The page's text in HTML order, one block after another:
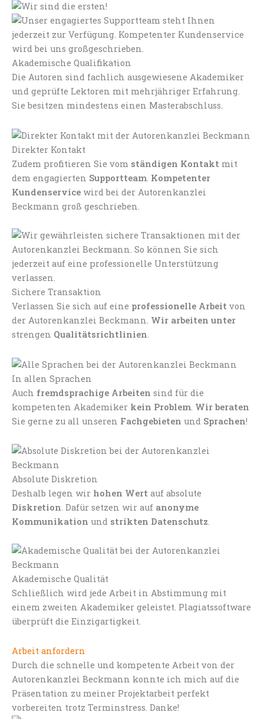
Akademische Qualifikation
Die Autoren sind fachlich ausgewiesene Akademiker
und geprüfte Lektoren mit mehrjähriger Erfahrung.
Sie besitzen mindestens einen Masterabschluss.
Direkter Kontakt
Zudem profitieren Sie vom ständigen Kontakt mit
dem engagierten Supportteam. Kompetenter
Kundenservice wird bei der Autorenkanzlei
Beckmann groß geschrieben.
Sichere Transaktion
Verlassen Sie sich auf eine professionelle Arbeit von
der Autorenkanzlei Beckmann. Wir arbeiten unter
strengen Qualitätsrichtlinien.
In allen Sprachen
Auch fremdsprachige Arbeiten sind für die
kompetenten Akademiker kein Problem. Wir beraten
Sie gerne zu all unseren Fachgebieten und Sprachen!
Absolute Diskretion
Deshalb legen wir hohen Wert auf absolute
Diskretion . Dafür setzen wir auf anonyme
Kommunikation und strikten Datenschutz
Akademische Qualität
Schließlich wird jede Arbeit in Abstimmung mit
einem zweiten Akademiker geleistet. Plagiatssoftware
überprüft die Einzigartigkeit.
Arbeit anfordern
Durch die schnelle und kompetente Arbeit von der
Autorenkanzlei Beckmann konnte ich mich auf die
Präsentation zu meiner Projektarbeit perfekt
vorbereiten trotz Terminstress. Danke!